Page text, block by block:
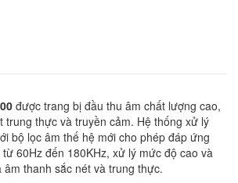
được trang bị đầu thu âm chất lượng cao,
trung thực và truyền cảm. Hệ thống xử lý
bộ lọc âm thế hệ mới cho phép đáp ứng
60Hz đến 180KHz, xử lý mức độ cao và
thanh sắc nét và trung thực.